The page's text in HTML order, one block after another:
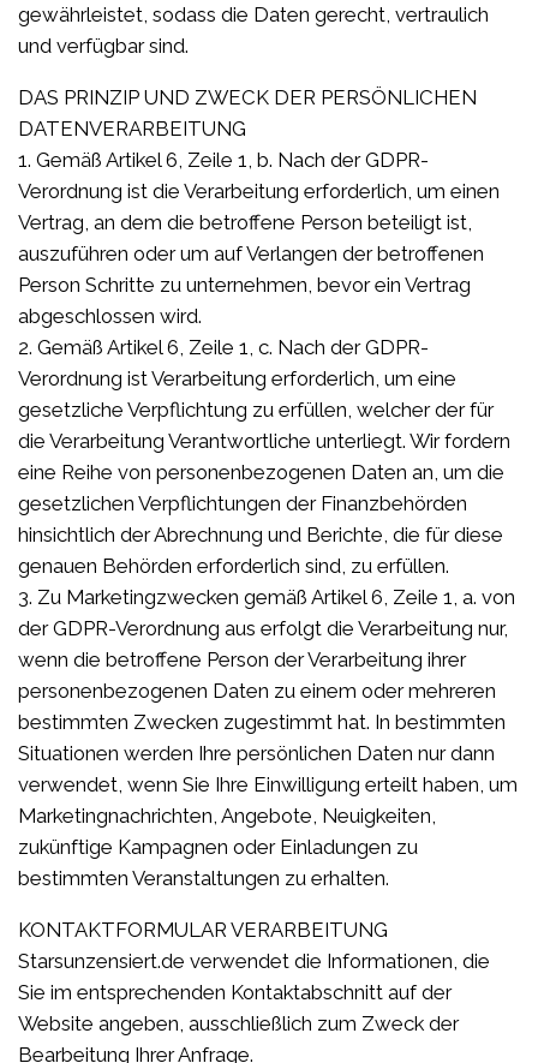
gewährleistet, sodass die Daten gerecht, vertraulich
und verfügbar sind.
DAS PRINZIP UND ZWECK DER PERSÖNLICHEN
DATENVERARBEITUNG
1. Gemäß Artikel 6, Zeile 1, b. Nach der GDPR-
Verordnung ist die Verarbeitung erforderlich, um einen
Vertrag, an dem die betroffene Person beteiligt ist,
auszuführen oder um auf Verlangen der betroffenen
Person Schritte zu unternehmen, bevor ein Vertrag
abgeschlossen wird.
2. Gemäß Artikel 6, Zeile 1, c. Nach der GDPR-
Verordnung ist Verarbeitung erforderlich, um eine
gesetzliche Verpflichtung zu erfüllen, welcher der für
die Verarbeitung Verantwortliche unterliegt. Wir fordern
eine Reihe von personenbezogenen Daten an, um die
gesetzlichen Verpflichtungen der Finanzbehörden
hinsichtlich der Abrechnung und Berichte, die für diese
genauen Behörden erforderlich sind, zu erfüllen.
3. Zu Marketingzwecken gemäß Artikel 6, Zeile 1, a. von
der GDPR-Verordnung aus erfolgt die Verarbeitung nur,
wenn die betroffene Person der Verarbeitung ihrer
personenbezogenen Daten zu einem oder mehreren
bestimmten Zwecken zugestimmt hat. In bestimmten
Situationen werden Ihre persönlichen Daten nur dann
verwendet, wenn Sie Ihre Einwilligung erteilt haben, um
Marketingnachrichten, Angebote, Neuigkeiten,
zukünftige Kampagnen oder Einladungen zu
bestimmten Veranstaltungen zu erhalten.
KONTAKTFORMULAR VERARBEITUNG
Starsunzensiert.de verwendet die Informationen, die
Sie im entsprechenden Kontaktabschnitt auf der
Website angeben, ausschließlich zum Zweck der
Bearbeitung Ihrer Anfrage.